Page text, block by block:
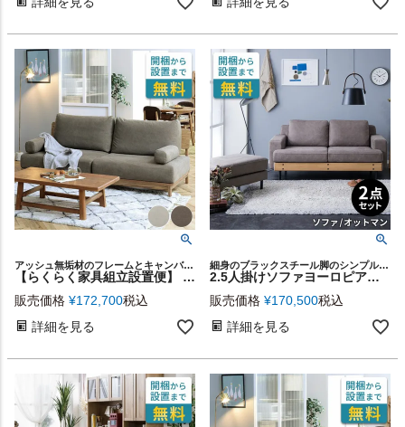
アッシュ無垢材のフレームとキャンバス生地のカバーが魅力のソファ＆アームレスト2個セット
【らくらく家具組立設置便】 ナチュラルなウッドフレームと キャンバスのコンビネーションで 日本人が座りやすいサイズの3人掛けソファー ソファ＆アームレスト2個セット [stc-94866]
販売価格 ¥172,700税込
詳細を見る
細身のブラックスチール脚のシンプルデザインで、どんなインテリアにも馴染みやすい2.5人掛けソファと、オットマンのセット
2.5人掛けソファヨーロピアングレー ソファ・オットマンセット [stc-94870-o-gy]
販売価格 ¥170,500税込
詳細を見る